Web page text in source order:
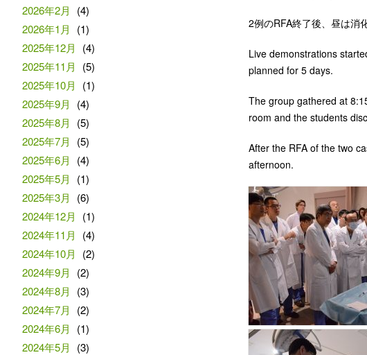
2例のRFA終了後、昼は消
Live demonstrations
planned for 5 days.
The group gathered at
room and the students
After the RFA of the two
afternoon.
2026年2月
(4)
2026年1月
(1)
2025年12月
(4)
2025年11月
(5)
2025年10月
(1)
2025年9月
(4)
2025年8月
(5)
2025年7月
(5)
2025年6月
(4)
2025年5月
(1)
2025年3月
(6)
2024年12月
(1)
2024年11月
(4)
2024年10月
(2)
2024年9月
(2)
2024年8月
(3)
2024年7月
(2)
2024年6月
(1)
2024年5月
(3)